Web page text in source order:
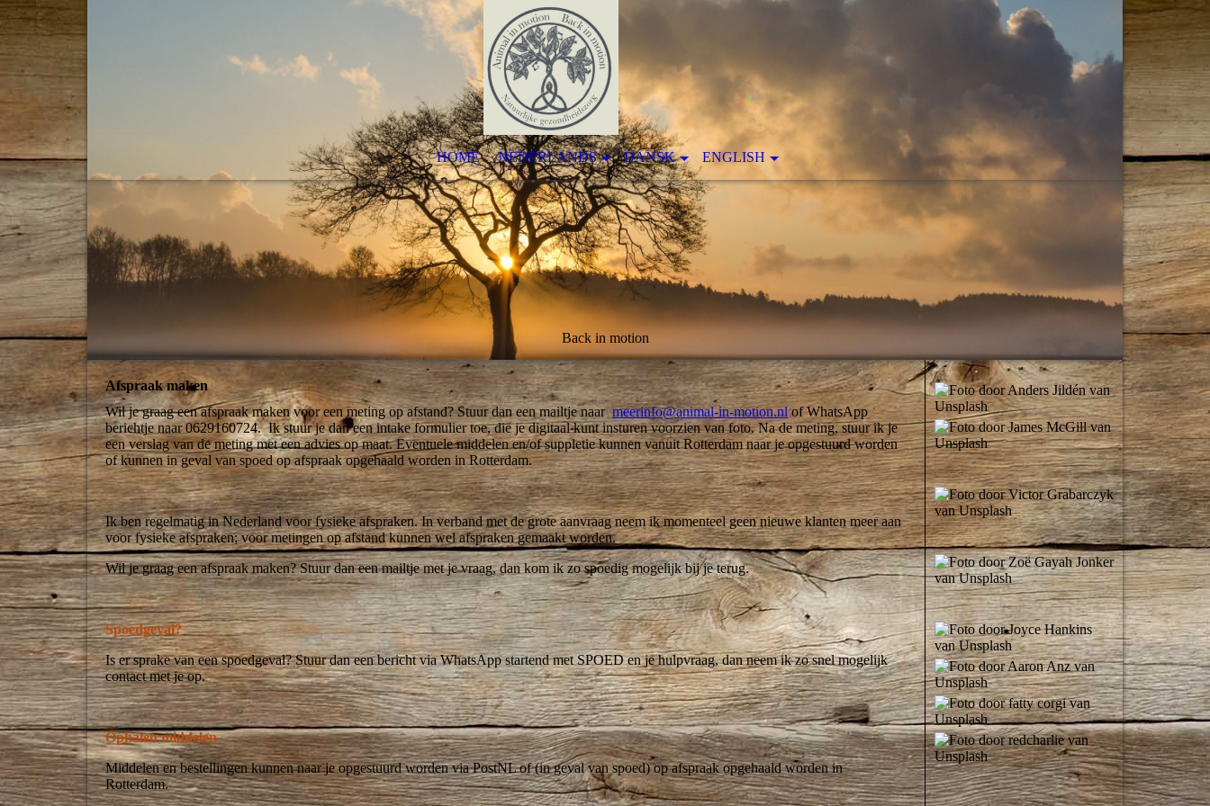
HOME NEDERLANDS DANSK ENGLISH
Back in motion
Afspraak maken
Wil je graag een afspraak maken voor een meting op afstand? Stuur dan een mailtje naarmeerinfo@animal-in-motion.nlof WhatsApp
berichtje naar 0629160724. Ik stuur je dan een intake formulier toe, die je digitaal kunt insturen voorzien van foto. Na de meting, stuur ik je
een verslag van de meting met een advies op maat. Eventuele middelen en/of suppletie kunnen vanuit Rotterdam naar je opgestuurd worden
of kunnen in geval van spoed op afspraak opgehaald worden in Rotterdam.
Ik ben regelmatig in Nederland voor fysieke afspraken. In verband met de grote aanvraag neem ik momenteel geen nieuwe klanten meer aan
voor fysieke afspraken; voor metingen op afstand kunnen wel afspraken gemaakt worden.
Wil je graag een afspraak maken? Stuur dan een mailtje met je vraag, dan kom ik zo spoedig mogelijk bij je terug.
Spoedgeval?
Is er sprake van een spoedgeval? Stuur dan een bericht via WhatsApp startend met SPOED en je hulpvraag, dan neem ik zo snel mogelijk
contact met je op.
Ophalen middelen
Middelen en bestellingen kunnen naar je opgestuurd worden via PostNL of (in geval van spoed) op afspraak opgehaald worden in
Rotterdam.